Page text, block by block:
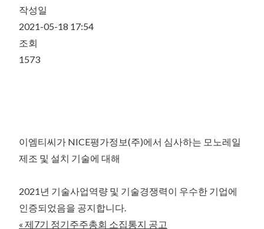
작성일
2021-05-18 17:54
조회
1573
이엠티씨가 NICE평가정보(주)에서 심사하는 모노레일
제조 및 설치 기술에 대해
2021년 기술사업역량 및 기술경쟁력이 우수한 기업에
인증되었음을 공지합니다.
« 제7기 정기주주총회 소집통지 공고